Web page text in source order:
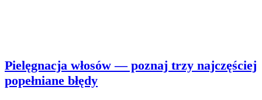
Pielęgnacja włosów — poznaj trzy najczęściej
popełniane błędy